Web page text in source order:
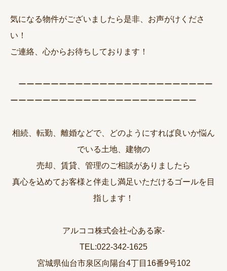
気になる物件がございましたら是非、お声がけくださ
い！
ご連絡、心からお待ちしております！
ーーーーーーーーーーーーーーーーーーーーーーーー
ーーーーーーーーーーーーーーーーーーーーーーー
相続、転勤、離婚などで、どのようにすれば良いか悩ん
でいる土地、建物の
売却、賃貸、管理のご相談がありましたら
真心を込めてお客様と伴走し満足いただけるゴールを目
指します！
アルココ株式会社-心ある家-
TEL:022-342-1625
宮城県仙台市泉区向陽台4丁目16番9号102